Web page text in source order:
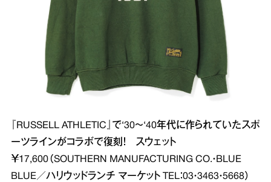
『RUSSELL ATHLETIC』で‘30～‘40年代に作られていたスポ
ーツラインがコラボで復刻！ スウェット
￥17,600（SOUTHERN MANUFACTURING CO.・BLUE
BLUE／ハリウッドランチ マーケット TEL：03・3463・5668）